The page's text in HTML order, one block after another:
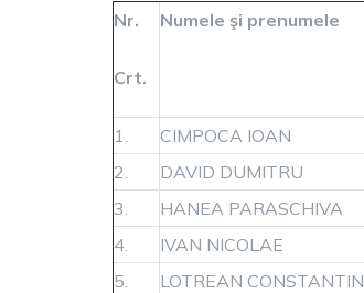
Nr.
Crt.
Numele şi prenumele
1. CIMPOCA IOAN
2.
DAVID DUMITRU
3.
HANEA PARASCHIVA
4.
IVAN NICOLAE
5.
LOTREAN CONSTANTIN